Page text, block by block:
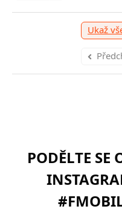
Ukaž
PODĚLTE SE